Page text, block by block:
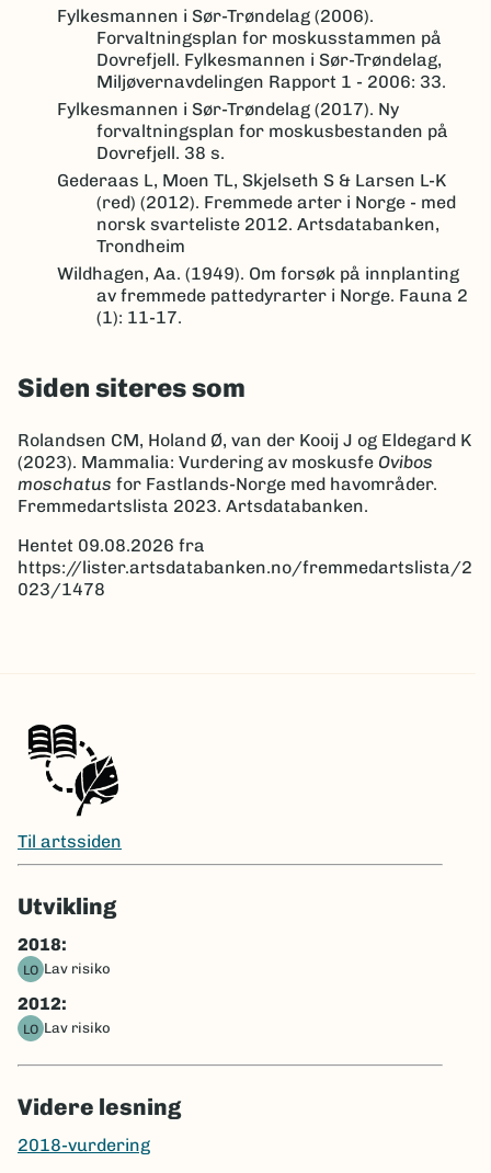
Fylkesmannen i Sør-Trøndelag (2006).
Forvaltningsplan for moskusstammen på
Dovrefjell. Fylkesmannen i Sør-Trøndelag,
Miljøvernavdelingen Rapport 1 - 2006: 33.
Fylkesmannen i Sør-Trøndelag (2017). Ny
forvaltningsplan for moskusbestanden på
Dovrefjell. 38 s.
Gederaas L, Moen TL, Skjelseth S & Larsen L-K
(red) (2012). Fremmede arter i Norge - med
norsk svarteliste 2012. Artsdatabanken,
Trondheim
Wildhagen, Aa. (1949). Om forsøk på innplanting
av fremmede pattedyrarter i Norge. Fauna 2
(1): 11-17.
Siden siteres som
Rolandsen CM, Holand Ø, van der Kooij J og Eldegard K
(2023). Mammalia: Vurdering av moskusfe Ovibos
moschatus for Fastlands-Norge med havområder.
Fremmedartslista 2023. Artsdatabanken.
Hentet 09.08.2026 fra
https://lister.artsdatabanken.no/fremmedartslista/2
023/1478
Til artssiden
Utvikling
2018:
LO Lav risiko
2012:
LO Lav risiko
Videre lesning
2018-vurdering